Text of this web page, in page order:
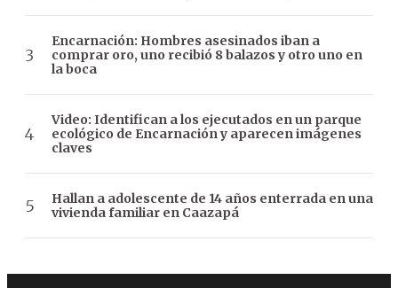
Encarnación: Hombres asesinados iban a
comprar oro, uno recibió 8 balazos y otro uno en
la boca
Video: Identifican a los ejecutados en un parque
ecológico de Encarnación y aparecen imágenes
claves
Hallan a adolescente de 14 años enterrada en una
vivienda familiar en Caazapá